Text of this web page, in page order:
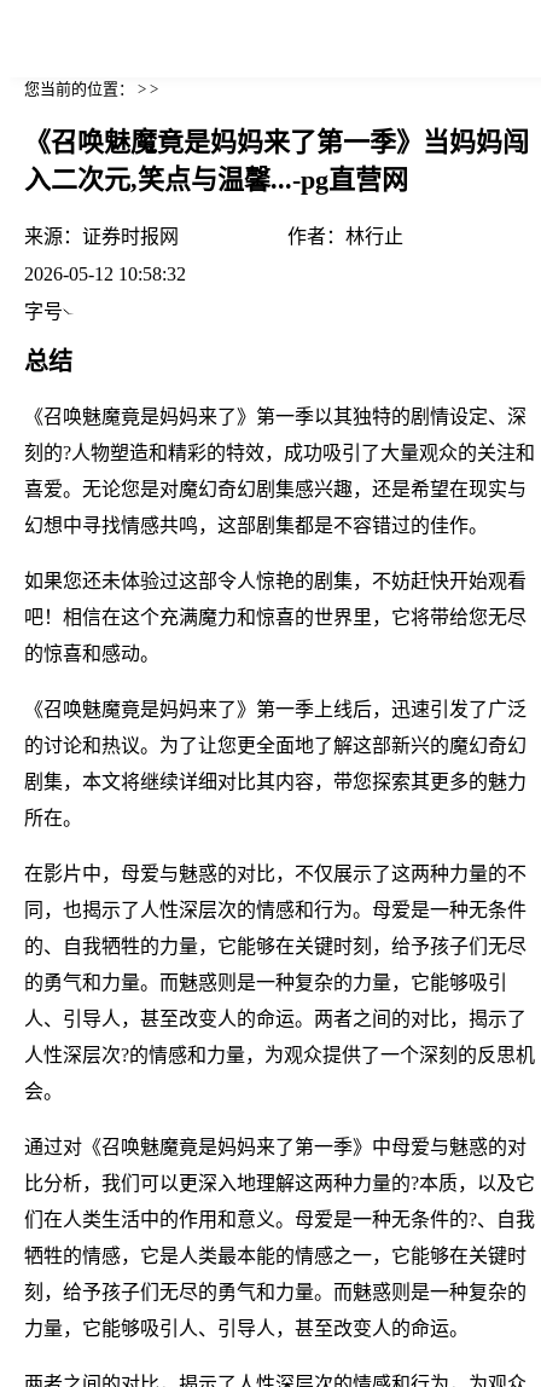
您当前的位置： > >
《召唤魅魔竟是妈妈来了第一季》当妈妈闯
入二次元,笑点与温馨...-pg直营网
来源： 证券时报网 作者： 林行止
2026-05-12 10:58:32
字号
总结
《召唤魅魔竟是妈妈来了》第一季以其独特的剧情设定、深
刻的?人物塑造和精彩的特效，成功吸引了大量观众的关注和
喜爱。无论您是对魔幻奇幻剧集感兴趣，还是希望在现实与
幻想中寻找情感共鸣，这部剧集都是不容错过的佳作。
如果您还未体验过这部令人惊艳的剧集，不妨赶快开始观看
吧！相信在这个充满魔力和惊喜的世界里，它将带给您无尽
的惊喜和感动。
《召唤魅魔竟是妈妈来了》第一季上线后，迅速引发了广泛
的讨论和热议。为了让您更全面地了解这部新兴的魔幻奇幻
剧集，本文将继续详细对比其内容，带您探索其更多的魅力
所在。
在影片中，母爱与魅惑的对比，不仅展示了这两种力量的不
同，也揭示了人性深层次的情感和行为。母爱是一种无条件
的、自我牺牲的力量，它能够在关键时刻，给予孩子们无尽
的勇气和力量。而魅惑则是一种复杂的力量，它能够吸引
人、引导人，甚至改变人的命运。两者之间的对比，揭示了
人性深层次?的情感和力量，为观众提供了一个深刻的反思机
会。
通过对《召唤魅魔竟是妈妈来了第一季》中母爱与魅惑的对
比分析，我们可以更深入地理解这两种力量的?本质，以及它
们在人类生活中的作用和意义。母爱是一种无条件的?、自我
牺牲的情感，它是人类最本能的情感之一，它能够在关键时
刻，给予孩子们无尽的勇气和力量。而魅惑则是一种复杂的
力量，它能够吸引人、引导人，甚至改变人的命运。